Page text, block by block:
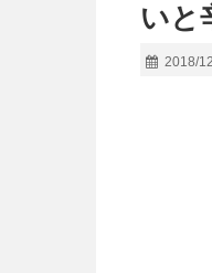
いと
2018/